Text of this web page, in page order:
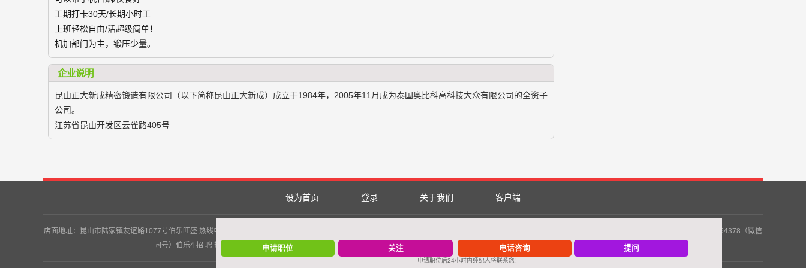
工期打卡30天/长期小时工
上班轻松自由/活超级简单！
机加部门为主，锻压少量。
企业说明
昆山正大新成精密锻造有限公司（以下简称昆山正大新成）成立于1984年，2005年11月成为泰国奥比科高科技大众有限公司的全资子
公司。
江苏省昆山开发区云雀路405号
设为首页 登录 关于我们 客户端
店面地址：昆山市陆家镇友谊路1077号伯乐旺盛 热线电话： 招 聘 热 线：13584913747（微信同号） 招 聘 热 线：17768074660（微信同号） 招 聘 热 线：15370779529（微信同号）伯乐2 招 聘 热 线：18912654378（微信
同号）伯乐4 招 聘 热 线：15950927059（微信同号）伯乐5 招 聘 热 线：13372139188（微信同号）伯乐8 招 聘 热 线：13962448465（微信同号）伯乐10
申请职位 关注 电话咨询 提问
申请职位后24小时内经纪人将联系您！